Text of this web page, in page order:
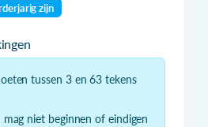
zijn
tussen 3 en 63 tekens
niet beginnen of eindigen